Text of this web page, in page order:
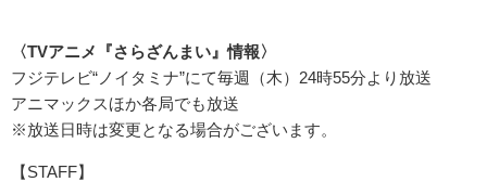
〈TVアニメ『さらざんまい』情報〉
フジテレビ“ノイタミナ”にて毎週（木）24時55分より放送
アニマックスほか各局でも放送
※放送日時は変更となる場合がございます。
【STAFF】